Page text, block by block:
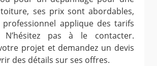
ses prix sont abordables,
applique des tarifs
N’hésitez pas à le contacter.
projet et demandez un devis
des détails sur ses offres.